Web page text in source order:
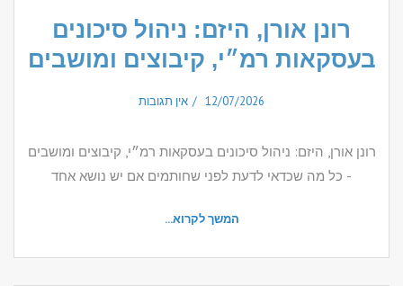
רונן אורן, היזם: ניהול סיכונים
בעסקאות רמ״י, קיבוצים ומושבים
12/07/2026 אין תגובות
רונן אורן, היזם: ניהול סיכונים בעסקאות רמ״י, קיבוצים ומושבים
- כל מה שכדאי לדעת לפני שחותמים אם יש נושא אחד
המשך לקרוא...